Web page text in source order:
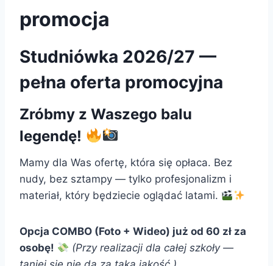
promocja
Studniówka 2026/27 —
pełna oferta promocyjna
Zróbmy z Waszego balu
legendę!
Mamy dla Was ofertę, która się opłaca. Bez
nudy, bez sztampy — tylko profesjonalizm i
materiał, który będziecie oglądać latami.
Opcja COMBO (Foto + Wideo) już od 60 zł za
osobę!
(Przy realizacji dla całej szkoły —